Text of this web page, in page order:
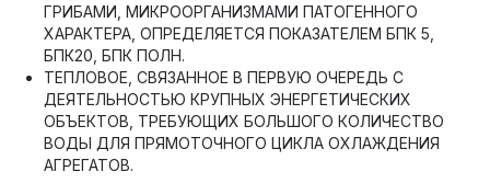
ГРИБАМИ, МИКРООРГАНИЗМАМИ ПАТОГЕННОГО
ХАРАКТЕРА, ОПРЕДЕЛЯЕТСЯ ПОКАЗАТЕЛЕМ БПК 5,
БПК20, БПК ПОЛН.
ТЕПЛОВОЕ, СВЯЗАННОЕ В ПЕРВУЮ ОЧЕРЕДЬ С
ДЕЯТЕЛЬНОСТЬЮ КРУПНЫХ ЭНЕРГЕТИЧЕСКИХ
ОБЪЕКТОВ, ТРЕБУЮЩИХ БОЛЬШОГО КОЛИЧЕСТВО
ВОДЫ ДЛЯ ПРЯМОТОЧНОГО ЦИКЛА ОХЛАЖДЕНИЯ
АГРЕГАТОВ.